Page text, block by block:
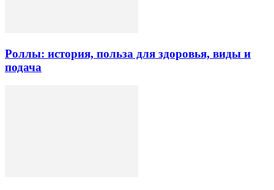
Роллы: история, польза для здоровья, виды и
подача